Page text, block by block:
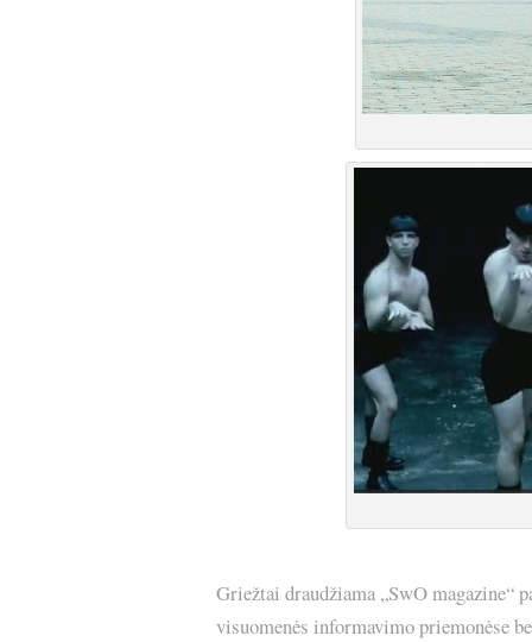
Griežtai draudžiama „SwO magazine“
visuomenės informavimo priemonėse